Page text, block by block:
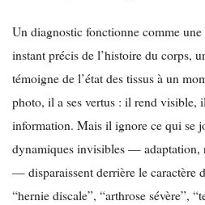
Un diagnostic fonctionne comme
instant précis de l’histoire du corps,
témoigne de l’état des tissus à un
photo, il a ses vertus : il rend visible,
information. Mais il ignore ce qui se
dynamiques invisibles — adaptation,
— disparaissent derrière le caractère
“hernie discale”, “arthrose sévère”,